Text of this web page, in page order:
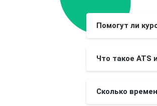
Помогут ли
Что такое ATS
Сколько